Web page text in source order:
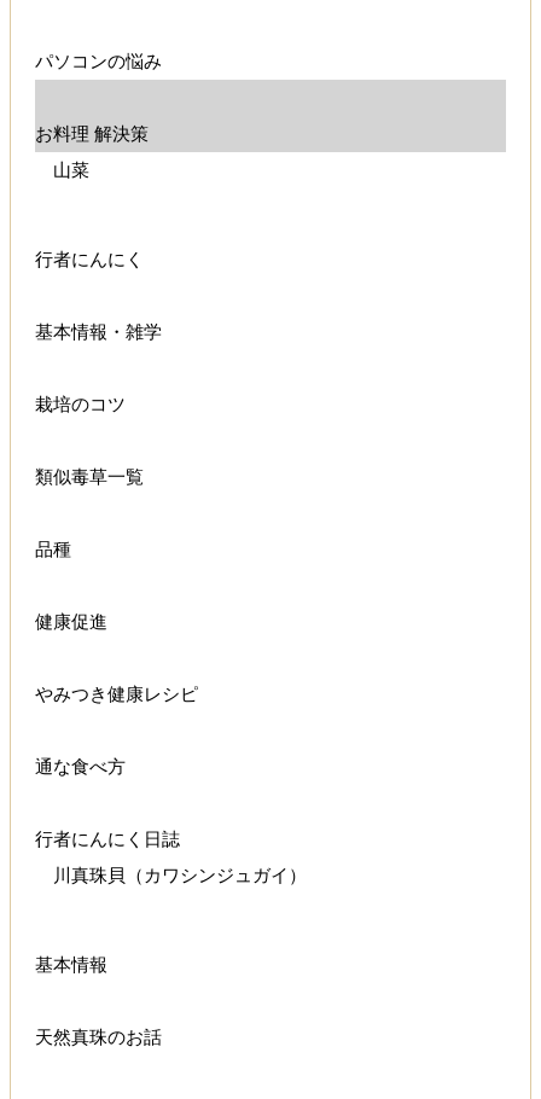
パソコンの悩み
お料理 解決策
山菜
行者にんにく
基本情報・雑学
栽培のコツ
類似毒草一覧
品種
健康促進
やみつき健康レシピ
通な食べ方
行者にんにく日誌
川真珠貝（カワシンジュガイ）
基本情報
天然真珠のお話